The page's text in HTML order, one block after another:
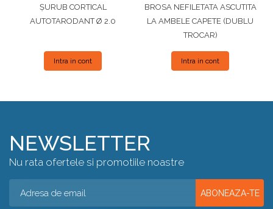
ȘURUB CORTICAL
AUTOTARODANT Ø 2.0
Intra in cont
BROSA NEFILETATA ASCUTITA
LA AMBELE CAPETE (DUBLU
TROCAR)
Intra in cont
NEWSLETTER
Nu rata ofertele si promotiile noastre